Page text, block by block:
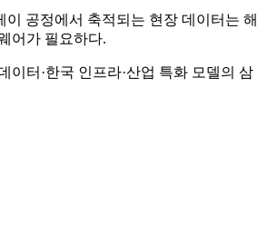
공정에서 축적되는 현장 데이터는 해
어가 필요하다.
이터·한국 인프라·산업 특화 모델의 삼